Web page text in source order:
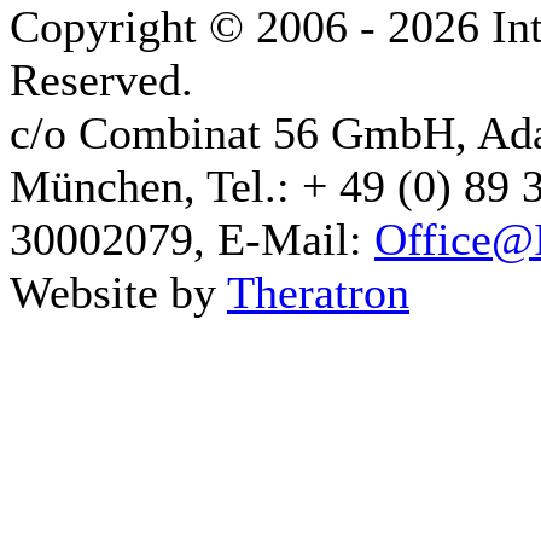
Copyright © 2006 - 2026
Reserved.
c/o Combinat 56 GmbH,
München, Tel.: + 49 (0) 89
30002079, E-Mail:
Website by Theratron